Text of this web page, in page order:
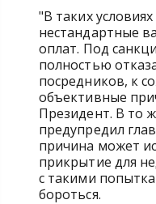
"В таких
нестандартные
оплат. Под
полностью
посредников, к
объективные
Президент. В то
предупредил
причина может
прикрытие для
с такими
бороться.